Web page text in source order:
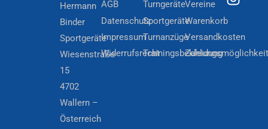
Hermann
Binder
Sportgeräte
Wiesenstraße
15
4702
Wallern –
Österreich
AGB
Datenschutz
Impressum
Widerrufsrecht
Turngeräte
Sportgeräte
Turnanzüge
Trainingsbekleidung
Vereine
Warenkorb
Versandkosten